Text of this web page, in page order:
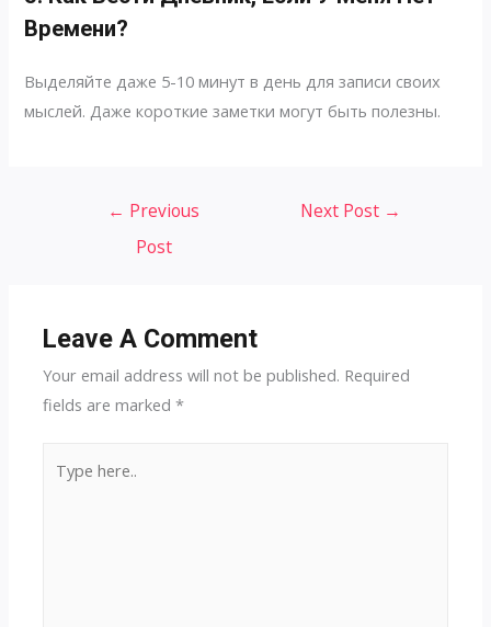
Времени?
Выделяйте даже 5-10 минут в день для записи своих
мыслей. Даже короткие заметки могут быть полезны.
← Previous
Post
Next Post →
Leave A Comment
Your email address will not be published. Required
fields are marked*
here..